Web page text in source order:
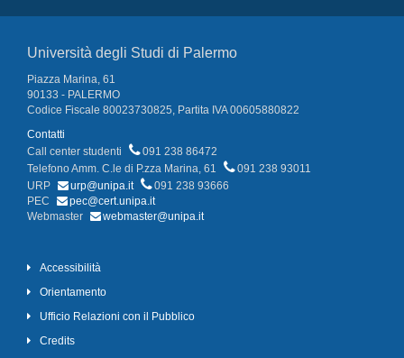
Università degli Studi di Palermo
Piazza Marina, 61
90133 - PALERMO
Codice Fiscale 80023730825, Partita IVA 00605880822
Contatti
Call center studenti
091 238 86472
Telefono Amm. C.le di P.zza Marina, 61
091 238 93011
URP
urp@unipa.it
091 238 93666
PEC
pec@cert.unipa.it
Webmaster
webmaster@unipa.it
Accessibilità
Orientamento
Ufficio Relazioni con il Pubblico
Credits